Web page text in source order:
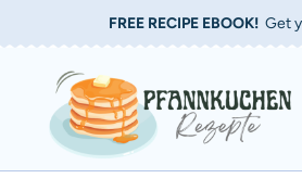
Inhalt
springen
FREE RECIPE EBOOK!Get